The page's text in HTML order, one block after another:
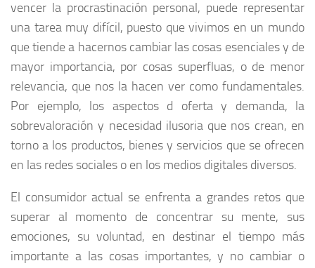
vencer la procrastinación personal, puede representar
una tarea muy difícil, puesto que vivimos en un mundo
que tiende a hacernos cambiar las cosas esenciales y de
mayor importancia, por cosas superfluas, o de menor
relevancia, que nos la hacen ver como fundamentales.
Por ejemplo, los aspectos d oferta y demanda, la
sobrevaloración y necesidad ilusoria que nos crean, en
torno a los productos, bienes y servicios que se ofrecen
en las redes sociales o en los medios digitales diversos.
El consumidor actual se enfrenta a grandes retos que
superar al momento de concentrar su mente, sus
emociones, su voluntad, en destinar el tiempo más
importante a las cosas importantes, y no cambiar o